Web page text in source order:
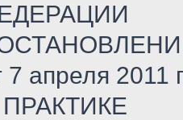
7 апреля 2011